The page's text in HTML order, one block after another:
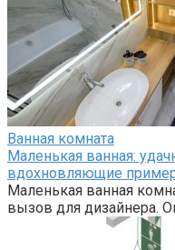
Ванная комната
Маленькая ванная:
вдохновляющие
Маленькая ванная
вызов для дизайнера.